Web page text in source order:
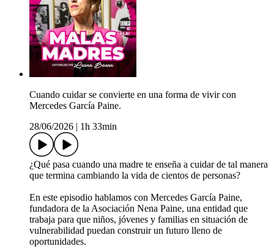
Cuando cuidar se convierte en una forma de vivir con
Mercedes García Paine.
28/06/2026
1h 33min
¿Qué pasa cuando una madre te enseña a cuidar de tal manera
que termina cambiando la vida de cientos de personas?
En este episodio hablamos con Mercedes García Paine,
fundadora de la Asociación Nena Paine, una entidad que
trabaja para que niños, jóvenes y familias en situación de
vulnerabilidad puedan construir un futuro lleno de
oportunidades.